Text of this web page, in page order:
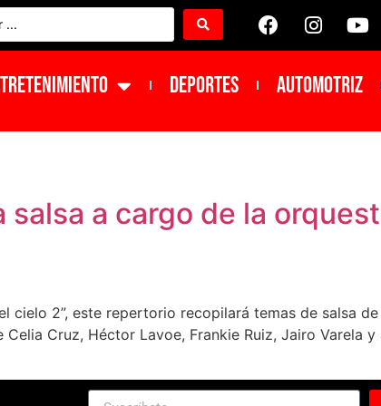
DEPORTES Automotriz
a cargo de la
cielo 2”, este repertorio recopilará temas de salsa
Cruz, Héctor Lavoe, Frankie Ruiz, Jairo Varela